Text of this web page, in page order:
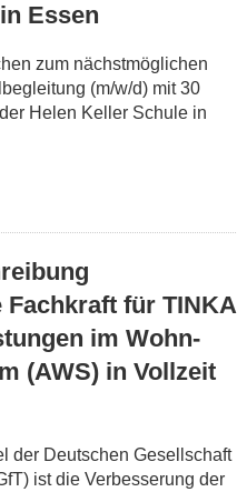
Essen
zum nächstmöglichen
(m/w/d) mit 30
Helen Keller Schule in
Fachkraft für TINKA
im Wohn-
(AWS) in Vollzeit
der Deutschen Gesellschaft
ist die Verbesserung der